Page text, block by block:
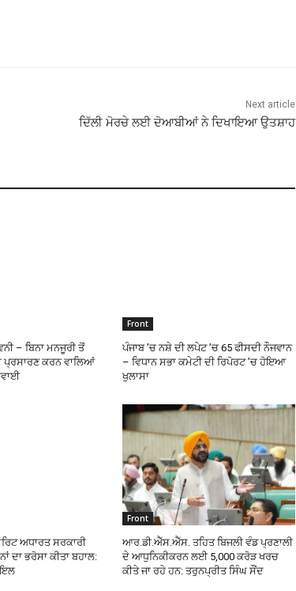
Next article
ਦਿੱਲੀ ਮੋਰਚੇ ਲਈ ਦੋਆਬੀਆਂ ਨੇ ਦਿਖਾਇਆ ਉਤਸ਼ਾਹ
– ਬਿਨਾ ਮਨਜੂਰੀ ਤੋਂ
ਪ੍ਰਸਾਰਣ ਕਰਨ ਵਾਲਿਆਂ
Front
ਪੰਜਾਬ ’ਚ ਨਸ਼ੇ ਦੀ ਲਪੇਟ ’ਚ 65 ਫੀਸਦੀ ਨੌਜਵਾਨ
– ਵਿਧਾਨ ਸਭਾ ਕਮੇਟੀ ਦੀ ਰਿਪੋਰਟ ’ਚ ਹੋਇਆ
ਖੁਲਾਸਾ
ਅਧਾਰਤ ਸਰਕਾਰੀ
ਦਾ ਭਰੋਸਾ ਕੀਤਾ ਬਹਾਲ:
Front
ਆਰ.ਡੀ.ਐੱਸ.ਐੱਸ. ਤਹਿਤ ਬਿਜਲੀ ਵੰਡ ਪ੍ਰਣਾਲੀ
ਦੇ ਆਧੁਨਿਕੀਕਰਨ ਲਈ 5,000 ਕਰੋੜ ਖਰਚ
ਕੀਤੇ ਜਾ ਰਹੇ ਹਨ: ਤਰੁਨਪ੍ਰੀਤ ਸਿੰਘ ਸੌਂਦ